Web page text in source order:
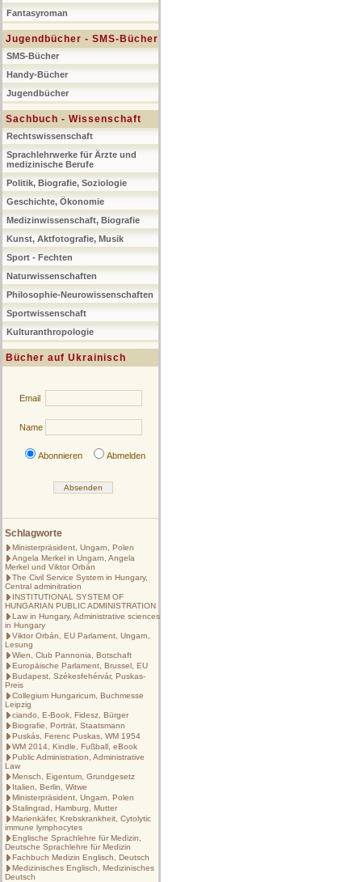
Fantasyroman
Jugendbücher - SMS-Bücher
SMS-Bücher
Handy-Bücher
Jugendbücher
Sachbuch - Wissenschaft
Rechtswissenschaft
Sprachlehrwerke für Ärzte und
medizinische Berufe
Politik, Biografie, Soziologie
Geschichte, Ökonomie
Medizinwissenschaft, Biografie
Kunst, Aktfotografie, Musik
Sport - Fechten
Naturwissenschaften
Philosophie-Neurowissenschaften
Sportwissenschaft
Kulturanthropologie
Bücher auf Ukrainisch
Email
Name
Abonnieren Abmelden
Schlagworte
Ministerpräsident, Ungarn, Polen
Angela Merkel in Ungarn, Angela
Merkel und Viktor Orbán
The Civil Service System in Hungary,
Central adminitration
INSTITUTIONAL SYSTEM OF
HUNGARIAN PUBLIC ADMINISTRATION
Law in Hungary, Administrative sciences
in Hungary
Viktor Orbán, EU Parlament, Ungarn,
Lesung
Wien, Club Pannonia, Botschaft
Europäische Parlament, Brussel, EU
Budapest, Székesfehérvár, Puskas-
Preis
Collegium Hungaricum, Buchmesse
Leipzig
ciando, E-Book, Fidesz, Bürger
Biografie, Porträt, Staatsmann
Puskás, Ferenc Puskas, WM 1954
WM 2014, Kindle, Fußball, eBook
Public Administration, Administrative
Law
Mensch, Eigentum, Grundgesetz
Italien, Berlin, Witwe
Ministerpräsident, Ungarn, Polen
Stalingrad, Hamburg, Mutter
Marienkäfer, Krebskrankheit, Cytolytic
immune lymphocytes
Englische Sprachlehre für Medizin,
Deutsche Sprachlehre für Medizin
Fachbuch Medizin Englisch, Deutsch
Medizinisches Englisch, Medizinisches
Deutsch